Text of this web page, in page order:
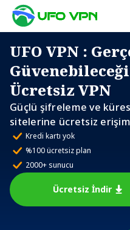
UFO VPN :
Ücretsiz VPN
Güçlü şifreleme ve
sitelerine ücretsiz
Kredi kartı yok
%100 ücretsiz plan
2000+ sunucu
Ücretsiz İndir